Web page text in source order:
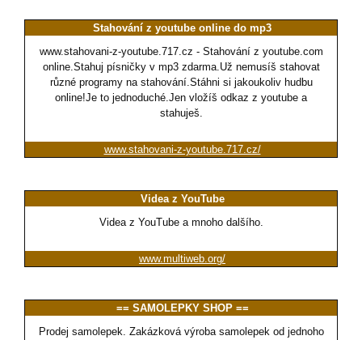
Stahování z youtube online do mp3
www.stahovani-z-youtube.717.cz - Stahování z youtube.com
online.Stahuj písničky v mp3 zdarma.Už nemusíš stahovat
různé programy na stahování.Stáhni si jakoukoliv hudbu
online!Je to jednoduché.Jen vložíš odkaz z youtube a
stahuješ.
www.stahovani-z-youtube.717.cz/
Videa z YouTube
Videa z YouTube a mnoho dalšího.
www.multiweb.org/
== SAMOLEPKY SHOP ==
Prodej samolepek. Zakázková výroba samolepek od jednoho